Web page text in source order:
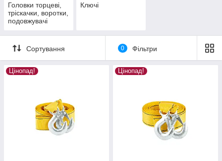
Головки торцеві,
тріскачки, воротки,
подовжувачі
Ключі
Сортування 0 Фільтри
Цінопад! Цінопад!